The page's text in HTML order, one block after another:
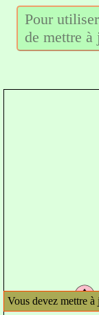
Pour
de mettre à
Vous devez mettre